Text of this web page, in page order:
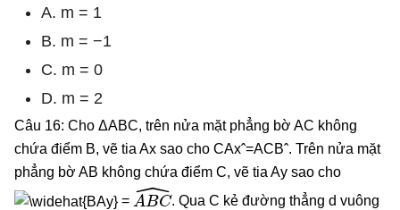
A. m = 1
B. m = −1
C. m = 0
D. m = 2
Câu 16: Cho ΔABC, trên nửa mặt phẳng bờ AC không
chứa điểm B, vẽ tia Ax sao cho CAxˆ=ACBˆ. Trên nửa mặt
phẳng bờ AB không chứa điểm C, vẽ tia Ay sao cho
=
ABC^
. Qua C kẻ đường thẳng d vuông